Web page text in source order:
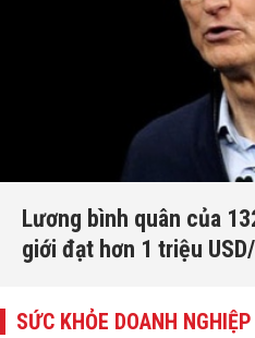
Lương bình quân của
giới đạt hơn 1 triệu
SỨC KHỎE DOANH NGHIỆP